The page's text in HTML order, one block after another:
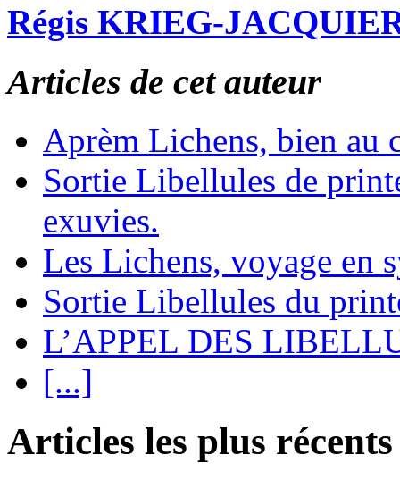
Régis KRIEG-
Articles de cet auteur
Aprèm Lichens, bien au
Sortie Libellules de
exuvies.
Les Lichens, voyage en
Sortie Libellules du
L’APPEL DES
[...]
Articles les plus récents